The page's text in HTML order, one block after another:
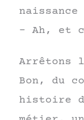
naissance
– Ah, et
Arrêtons
Bon, du
histoire